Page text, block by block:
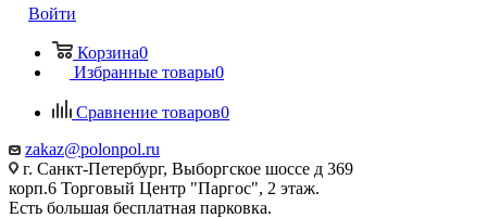
Войти
Корзина0
Избранные товары0
Сравнение товаров0
zakaz@polonpol.ru
г. Санкт-Петербург, Выборгское шоссе д 369
корп.6 Торговый Центр "Паргос", 2 этаж.
Есть большая бесплатная парковка.